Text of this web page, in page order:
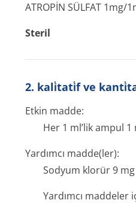
ATROPİN SÜLFAT
Steril
2. kali̇tati̇f ve
Etkin madde:
Her 1 ml’lik ampul
Yardımcı madde(ler):
Sodyum klorür 9 mg
Yardımcı maddeler